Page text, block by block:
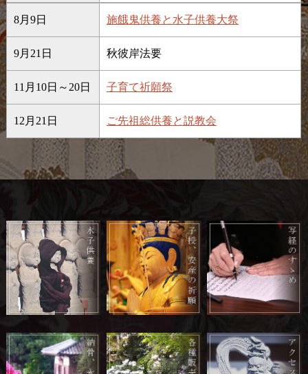
8月9日 施餓鬼供養と水子供養大祭
9月21日 秋彼岸法要
11月10日～20日 子育て祈願祭
12月21日 ご先祖総供養と説教会